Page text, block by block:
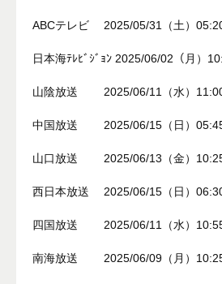
ABCテレビ 2025/05/31（土）
日本海ﾃﾚﾋﾞｼﾞｮﾝ 2025/06/02（月）
山陰放送 2025/06/11（水）
中国放送 2025/06/15（日）
山口放送 2025/06/13（金）
西日本放送 2025/06/15（日）
四国放送 2025/06/11（水）
南海放送 2025/06/09（月）